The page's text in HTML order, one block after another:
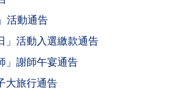
活動通告
」活動入選繳款通告
」謝師午宴通告
大旅行通告